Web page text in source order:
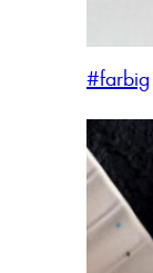
#farbig